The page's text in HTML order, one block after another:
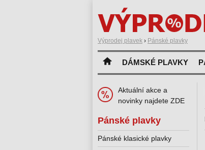
Výprodej plavek › Pánské plavky
DÁMSKÉ PLAVKY
Aktuální akce a
novinky najdete ZDE
Pánské plavky
Pánské klasické plavky